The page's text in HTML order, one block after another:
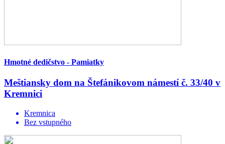
Hmotné dedičstvo - Pamiatky
Meštiansky dom na Štefánikovom námestí č. 33/40 v
Kremnici
Kremnica
Bez vstupného